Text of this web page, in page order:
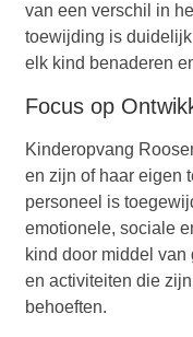
van een verschil in
toewijding is
elk kind benaderen
Focus op
Kinderopvang
en zijn of haar eigen
personeel is
emotionele, sociale
kind door middel
en activiteiten die
behoeften.